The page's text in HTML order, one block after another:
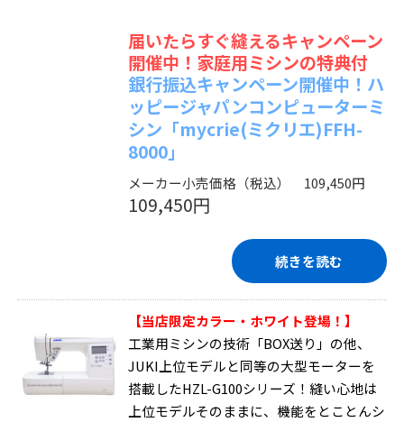
届いたらすぐ縫えるキャンペーン
開催中！家庭用ミシンの特典付
銀行振込キャンペーン開催中！ハ
ッピージャパンコンピューターミ
シン「mycrie(ミクリエ)FFH-
8000」
メーカー小売価格（税込） 109,450円
109,450円
続きを読む
【当店限定カラー・ホワイト登場！】
工業用ミシンの技術「BOX送り」の他、
JUKI上位モデルと同等の大型モーターを
搭載したHZL-G100シリーズ！縫い心地は
上位モデルそのままに、機能をとことんシ